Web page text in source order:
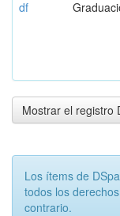
df
Mostrar el registro
Los ítems de
todos los
contrario.